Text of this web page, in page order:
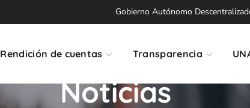
Gobierno Autónomo
Rendición de cuentas Transparencia
Noticias